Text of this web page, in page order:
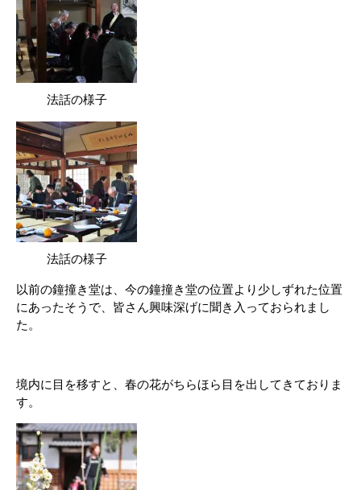
法話の様子
法話の様子
以前の鐘撞き堂は、今の鐘撞き堂の位置より少しずれた位置
にあったそうで、皆さん興味深げに聞き入っておられまし
た。
境内に目を移すと、春の花がちらほら目を出してきておりま
す。